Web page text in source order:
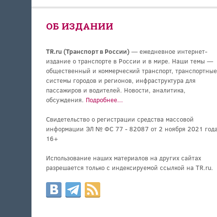
ОБ ИЗДАНИИ
TR.ru (Транспорт в России)— ежедневное интернет-
издание о транспорте в России и в мире. Наши темы —
общественный и коммерческий транспорт, транспортные
системы городов и регионов, инфраструктура для
пассажиров и водителей. Новости, аналитика,
обсуждения. Подробнее...
Свидетельство о регистрации средства массовой
информации ЭЛ № ФС 77 - 82087 от 2 ноября 2021
16+
Использование наших материалов на других сайтах
разрешается только с индексируемой ссылкой на TR.ru.